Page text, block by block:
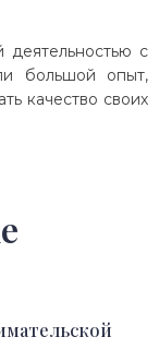
деятельностью с
большой опыт,
качество своих